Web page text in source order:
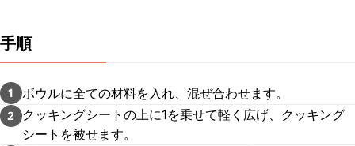
手順
1 ボウルに全ての材料を入れ、混ぜ合わせます。
2
クッキングシートの上に1を乗せて軽く広げ、クッキング
シートを被せます。